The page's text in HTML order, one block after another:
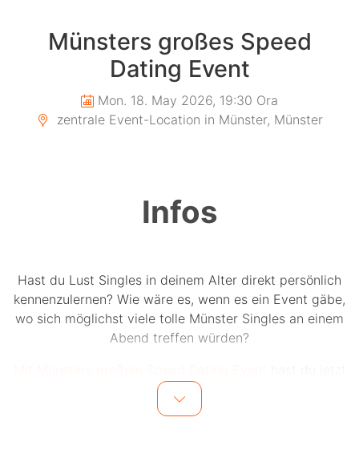
Münsters großes Speed
Dating Event
Mon. 18. May 2026, 19:30 Ora
zentrale Event-Location in Münster, Münster
Infos
Hast du Lust Singles in deinem Alter direkt persönlich
kennenzulernen? Wie wäre es, wenn es ein Event gäbe,
wo sich möglichst viele tolle Münster Singles an einem
Abend treffen würden?
die Chance auf bis zu 15 einzigartige Dates an einem
Abend.